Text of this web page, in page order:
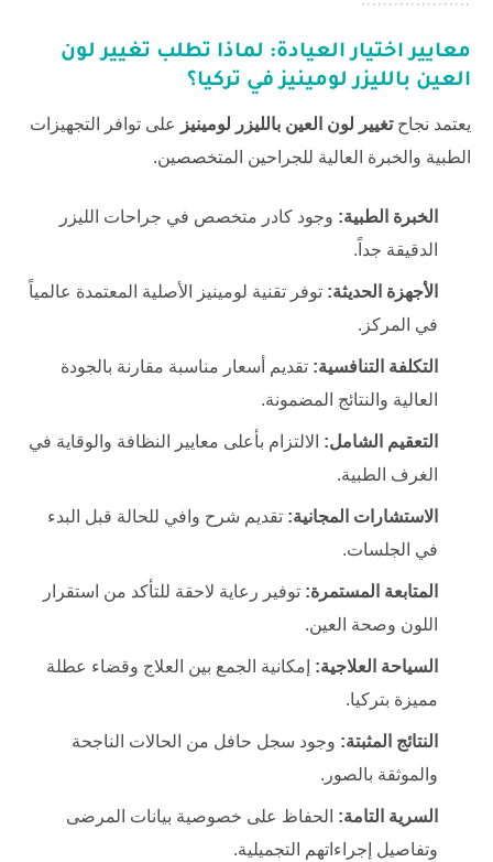
معايير اختيار العيادة: لماذا تطلب تغيير لون
العين بالليزر لومينيزفي تركيا؟
يعتمد نجاحتغيير لون العين بالليزر لومينيز
على توافر التجهيزات
الطبية والخبرة العالية للجراحين المتخصصين.
الخبرة الطبية: وجود كادر متخصص في جراحات الليزر
الدقيقة جداً.
الأجهزة الحديثة: توفر تقنية لومينيز الأصلية المعتمدة عالمياً
في المركز.
التكلفة التنافسية: تقديم أسعار مناسبة مقارنة بالجودة
العالية والنتائج المضمونة.
التعقيم الشامل: الالتزام بأعلى معايير النظافة والوقاية في
الغرف الطبية.
الاستشارات المجانية: تقديم شرح وافي للحالة قبل البدء
في الجلسات.
المتابعة المستمرة: توفير رعاية لاحقة للتأكد من استقرار
اللون وصحة العين.
السياحة العلاجية: إمكانية الجمع بين العلاج وقضاء عطلة
مميزة بتركيا.
النتائج المثبتة: وجود سجل حافل من الحالات الناجحة
والموثقة بالصور.
السرية التامة: الحفاظ على خصوصية بيانات المرضى
وتفاصيل إجراءاتهم التجميلية.